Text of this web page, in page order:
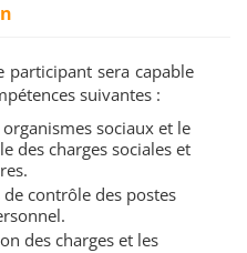
sera capable
suivantes :
sociaux et le
des charges sociales et
contrôle des postes
des charges et les